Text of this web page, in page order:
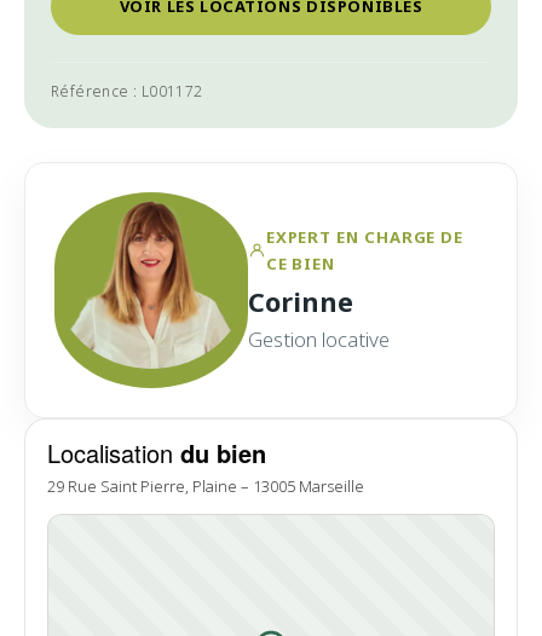
VOIR LES LOCATIONS DISPONIBLES
Référence : L001172
Localisation du bien
29 Rue Saint Pierre, Plaine – 13005 Marseille
EXPERT EN CHARGE DE
CE BIEN
Corinne
Gestion locative